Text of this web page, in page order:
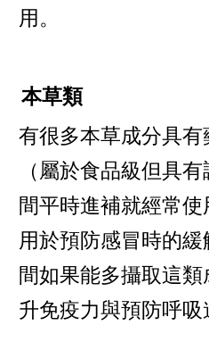
用。
本草類
有很多本草成分具
（屬於食品級但具
間平時進補就經常
用於預防感冒時的
間如果能多攝取這
升免疫力與預防呼吸